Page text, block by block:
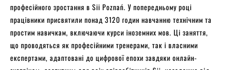
професійного зростання в Sii Poznań. У попередньому році
працівники присвятили понад 3120 годин навчанню технічним та
простим навичкам, включаючи курси іноземних мов. Ці заняття,
що проводяться як професійними тренерами, так і власними
експертами, адаптовані до цифрової епохи завдяки онлайн-